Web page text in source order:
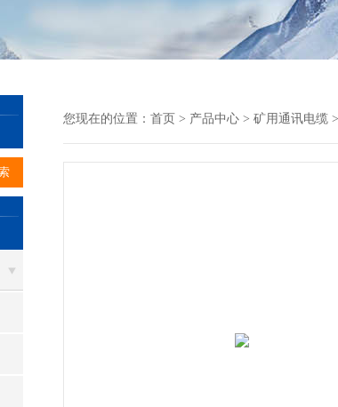
您现在的位置： 首页 > 产品中心 > 矿用通讯电缆 >